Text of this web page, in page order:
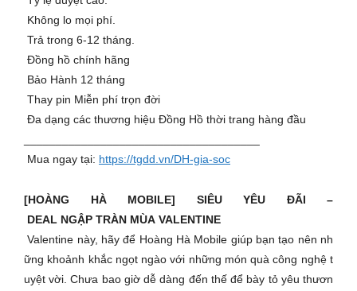
Không lo mọi phí.
Trả trong 6-12 tháng.
​​ Đồng hồ chính hãng
Bảo Hành 12 tháng
Thay pin Miễn phí trọn đời
Đa dạng các thương hiệu Đồng Hồ thời trang hàng đầu
Mua ngay tại: https://tgdd.vn/DH-gia-soc
[HOÀNG HÀ MOBILE] SIÊU YÊU ĐÃI –
DEAL NGẬP TRÀN MÙA VALENTINE
Valentine này, hãy để Hoàng Hà Mobile giúp bạn tạo nên nh
ững khoảnh khắc ngọt ngào với những món quà công nghệ t
uyệt vời. Chưa bao giờ dễ dàng đến thế để bày tỏ yêu thươn